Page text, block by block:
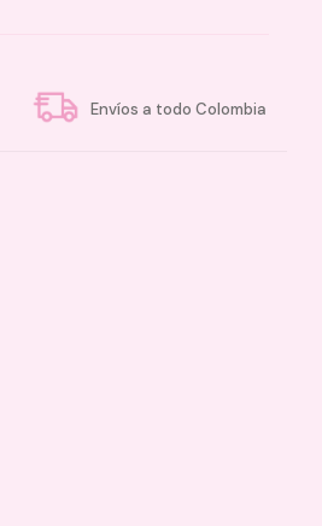
Envíos a todo Colombia